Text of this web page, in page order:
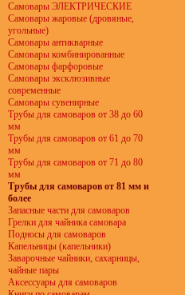
Самовары ЭЛЕКТРИЧЕСКИЕ
Самовары жаровые (дровяные,
угольные)
Самовары антикварные
Самовары комбинированные
Самовары фарфоровые
Самовары эксклюзивные
современные
Самовары сувенирные
Трубы для самоваров от 38 до 60
мм
Трубы для самоваров от 61 до 70
мм
Трубы для самоваров от 71 до 80
мм
Трубы для самоваров от 81 мм и
более
Запасные части для самоваров
Грелки для чайника самовара
Подносы для самоваров
Капельницы (капельники)
Заварочные чайники, сахарницы,
чайные пары
Аксессуары для самоваров